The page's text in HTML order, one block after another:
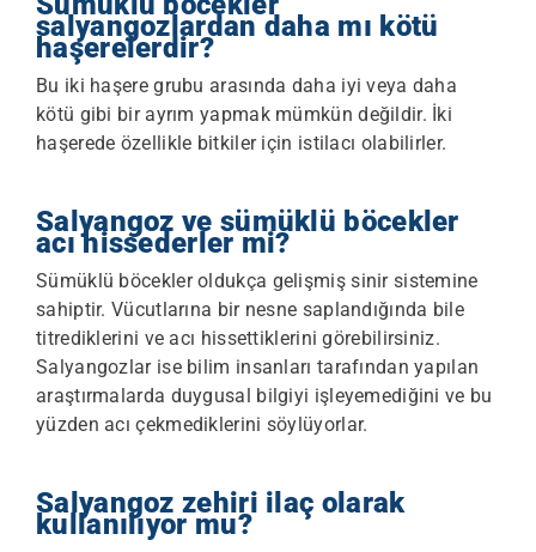
salyangozlardan daha mı kötü
haşerelerdir?
Bu iki haşere grubu arasında daha iyi veya daha
kötü gibi bir ayrım yapmak mümkün değildir. İki
haşerede özellikle bitkiler için istilacı olabilirler.
Salyangoz ve sümüklü böcekler
acı hissederler mi?
Sümüklü böcekler oldukça gelişmiş sinir sistemine
sahiptir. Vücutlarına bir nesne saplandığında bile
titrediklerini ve acı hissettiklerini görebilirsiniz.
Salyangozlar ise bilim insanları tarafından yapılan
araştırmalarda duygusal bilgiyi işleyemediğini ve bu
yüzden acı çekmediklerini söylüyorlar.
Salyangoz zehiri ilaç olarak
kullanılıyor mu?